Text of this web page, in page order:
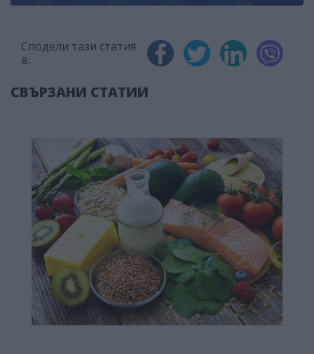
Сподели тази статия
в:
СВЪРЗАНИ СТАТИИ